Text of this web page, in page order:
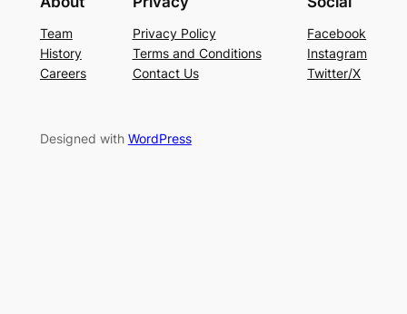
Team
History
Careers
Privacy Policy
Terms and Conditions
Contact Us
Facebook
Instagram
Twitter/X
Designed with WordPress